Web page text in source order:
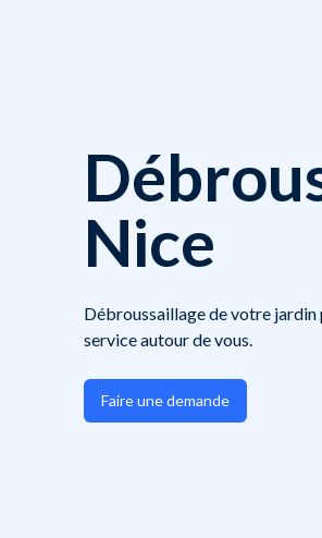
Nice
Débroussaillage de votre
service autour de vous.
Faire une demande